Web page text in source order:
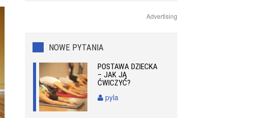
Advertising
NOWE PYTANIA
POSTAWA DZIECKA
– JAK JĄ
ĆWICZYĆ?
pyla